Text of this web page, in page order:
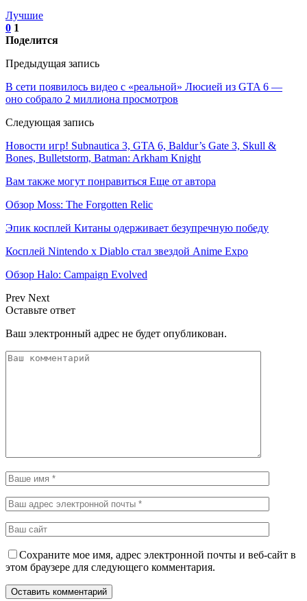
Лучшие
0 1
Поделится
Предыдущая запись
В сети появилось видео с «реальной» Люсией из GTA 6 —
оно собрало 2 миллиона просмотров
Следующая запись
Новости игр! Subnautica 3, GTA 6, Baldur’s Gate 3, Skull &
Bones, Bulletstorm, Batman: Arkham Knight
Вам также могут понравиться Еще от автора
Обзор Moss: The Forgotten Relic
Эпик косплей Китаны одерживает безупречную победу
Косплей Nintendo x Diablo стал звездой Anime Expo
Обзор Halo: Campaign Evolved
Prev Next
Оставьте ответ
Ваш электронный адрес не будет опубликован.
Сохраните мое имя, адрес электронной почты и веб-сайт в
этом браузере для следующего комментария.